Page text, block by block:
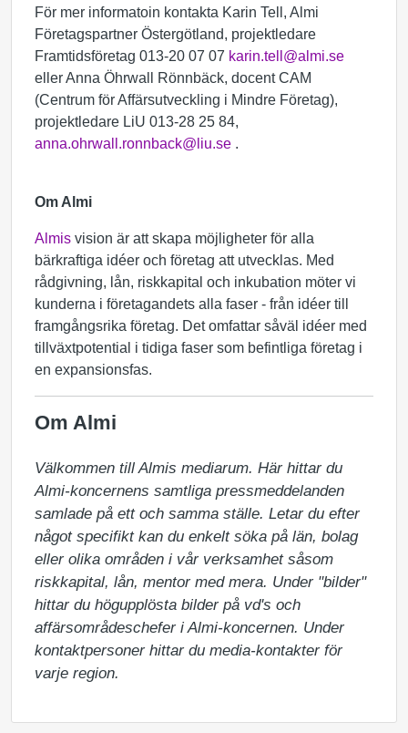
För mer informatoin kontakta Karin Tell, Almi
Företagspartner Östergötland, projektledare
Framtidsföretag 013-20 07 07 karin.tell@almi.se
eller Anna Öhrwall Rönnbäck, docent CAM
(Centrum för Affärsutveckling i Mindre Företag),
projektledare LiU 013-28 25 84,
anna.ohrwall.ronnback@liu.se .
Om Almi
Almis vision är att skapa möjligheter för alla
bärkraftiga idéer och företag att utvecklas. Med
rådgivning, lån, riskkapital och inkubation möter vi
kunderna i företagandets alla faser - från idéer till
framgångsrika företag. Det omfattar såväl idéer med
tillväxtpotential i tidiga faser som befintliga företag i
en expansionsfas.
Om Almi
Välkommen till Almis mediarum. Här hittar du
Almi-koncernens samtliga pressmeddelanden
samlade på ett och samma ställe. Letar du efter
något specifikt kan du enkelt söka på län, bolag
eller olika områden i vår verksamhet såsom
riskkapital, lån, mentor med mera. Under "bilder"
hittar du högupplösta bilder på vd's och
affärsområdeschefer i Almi-koncernen. Under
kontaktpersoner hittar du media-kontakter för
varje region.